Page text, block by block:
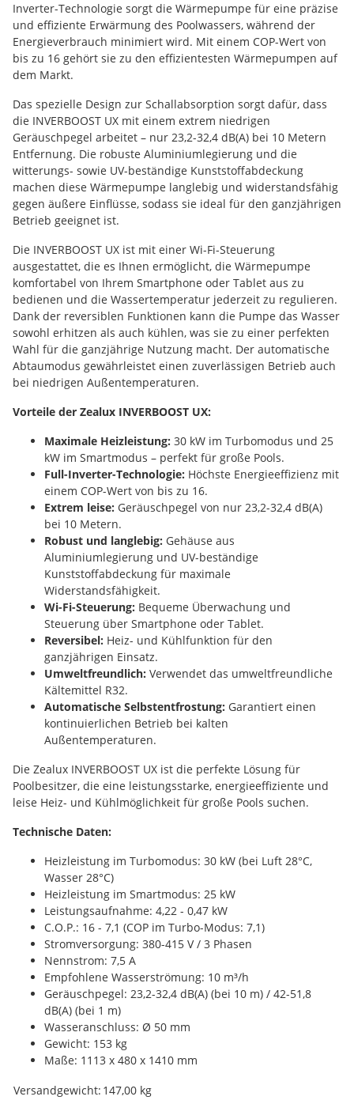
Inverter-Technologie sorgt die Wärmepumpe für eine präzise
und effiziente Erwärmung des Poolwassers, während der
Energieverbrauch minimiert wird. Mit einem COP-Wert von
bis zu 16 gehört sie zu den effizientesten Wärmepumpen auf
dem Markt.
Das spezielle Design zur Schallabsorption sorgt dafür, dass
die INVERBOOST UX mit einem extrem niedrigen
Geräuschpegel arbeitet – nur 23,2-32,4 dB(A) bei 10 Metern
Entfernung. Die robuste Aluminiumlegierung und die
witterungs- sowie UV-beständige Kunststoffabdeckung
machen diese Wärmepumpe langlebig und widerstandsfähig
gegen äußere Einflüsse, sodass sie ideal für den ganzjährigen
Betrieb geeignet ist.
Die INVERBOOST UX ist mit einer Wi-Fi-Steuerung
ausgestattet, die es Ihnen ermöglicht, die Wärmepumpe
komfortabel von Ihrem Smartphone oder Tablet aus zu
bedienen und die Wassertemperatur jederzeit zu regulieren.
Dank der reversiblen Funktionen kann die Pumpe das Wasser
sowohl erhitzen als auch kühlen, was sie zu einer perfekten
Wahl für die ganzjährige Nutzung macht. Der automatische
Abtaumodus gewährleistet einen zuverlässigen Betrieb auch
bei niedrigen Außentemperaturen.
Vorteile der Zealux INVERBOOST UX:
Maximale Heizleistung: 30 kW im Turbomodus und 25
kW im Smartmodus – perfekt für große Pools.
Full-Inverter-Technologie: Höchste Energieeffizienz mit
einem COP-Wert von bis zu 16.
Extrem leise: Geräuschpegel von nur 23,2-32,4 dB(A)
bei 10 Metern.
Robust und langlebig: Gehäuse aus
Aluminiumlegierung und UV-beständige
Kunststoffabdeckung für maximale
Widerstandsfähigkeit.
Wi-Fi-Steuerung: Bequeme Überwachung und
Steuerung über Smartphone oder Tablet.
Reversibel: Heiz- und Kühlfunktion für den
ganzjährigen Einsatz.
Umweltfreundlich: Verwendet das umweltfreundliche
Kältemittel R32.
Automatische Selbstentfrostung: Garantiert einen
kontinuierlichen Betrieb bei kalten
Außentemperaturen.
Die Zealux INVERBOOST UX ist die perfekte Lösung für
Poolbesitzer, die eine leistungsstarke, energieeffiziente und
leise Heiz- und Kühlmöglichkeit für große Pools suchen.
Technische Daten:
Heizleistung im Turbomodus: 30 kW (bei Luft 28°C,
Wasser 28°C)
Heizleistung im Smartmodus: 25 kW
Leistungsaufnahme: 4,22 - 0,47 kW
C.O.P.: 16 - 7,1 (COP im Turbo-Modus: 7,1)
Stromversorgung: 380-415 V / 3 Phasen
Nennstrom: 7,5 A
Empfohlene Wasserströmung: 10 m³/h
Geräuschpegel: 23,2-32,4 dB(A) (bei 10 m) / 42-51,8
dB(A) (bei 1 m)
Wasseranschluss: Ø 50 mm
Gewicht: 153 kg
Maße: 1113 x 480 x 1410 mm
Produkteigenschaft
Wert
Versandgewicht: 147,00 kg